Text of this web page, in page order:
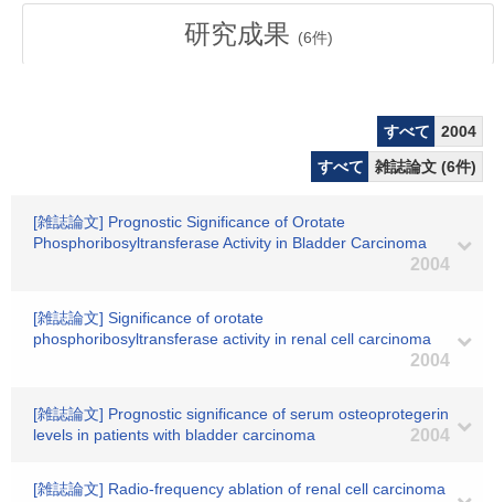
研究成果 (6件)
すべて
2004
すべて
雑誌論文 (6件)
[雑誌論文] Prognostic Significance of Orotate
Phosphoribosyltransferase Activity in Bladder Carcinoma
2004
[雑誌論文] Significance of orotate
phosphoribosyltransferase activity in renal cell carcinoma
2004
[雑誌論文] Prognostic significance of serum osteoprotegerin
levels in patients with bladder carcinoma
2004
[雑誌論文] Radio-frequency ablation of renal cell carcinoma